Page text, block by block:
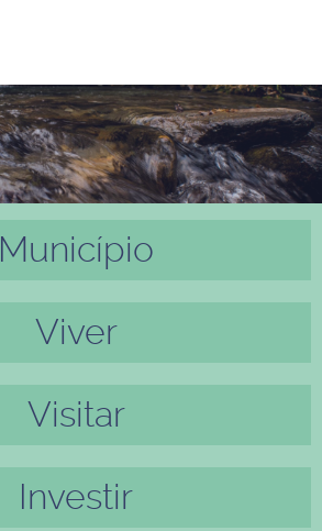
Município
Viver
Visitar
Investir